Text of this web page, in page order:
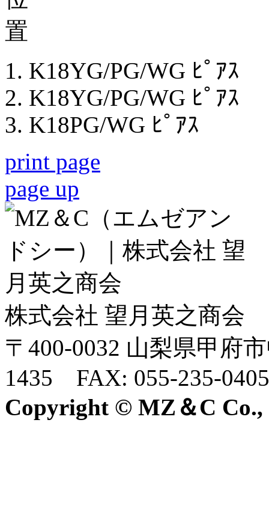
K18YG/PG/WG ﾋﾟｱｽ
K18YG/PG/WG ﾋﾟｱｽ
K18PG/WG ﾋﾟｱｽ
print page
page up
株式会社 望月英之商会
〒400-0032 山梨県甲府
1435 FAX: 055-235-0405
Copyright © MZ＆C Co.,